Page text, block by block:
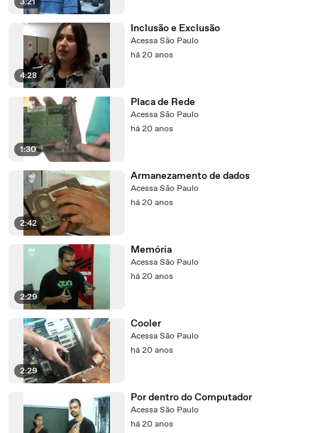
4:28
Inclusão e Exclusão
Acessa São Paulo
há 20 anos
1:30
Placa de Rede
Acessa São Paulo
há 20 anos
2:42
Armanezamento de dados
Acessa São Paulo
há 20 anos
2:29
Memória
Acessa São Paulo
há 20 anos
2:29
Cooler
Acessa São Paulo
há 20 anos
Por dentro do Computador
Acessa São Paulo
há 20 anos